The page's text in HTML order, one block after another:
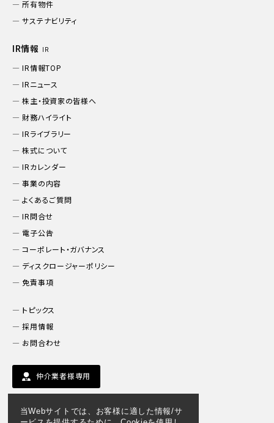
当Webサイトでは、お客様に適した情報/サ
所有物件
サステナビリティ
IR情報 IR
IR情報TOP
IRニュース
株主・投資家の皆様へ
財務ハイライト
IRライブラリー
株式について
IRカレンダー
事業の内容
よくあるご質問
IR問合せ
電子公告
コーポレート・ガバナンス
ディスクロージャーポリシー
免責事項
トピックス
採用情報
お問合わせ
仲介業者様専用